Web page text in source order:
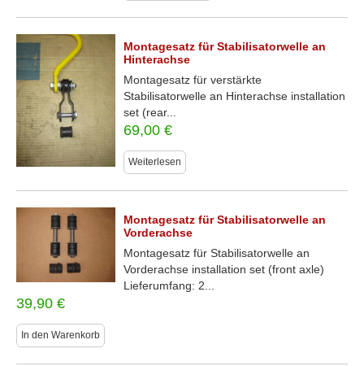
Montagesatz für Stabilisatorwelle an
Hinterachse
Montagesatz für verstärkte
Stabilisatorwelle an Hinterachse installation
set (rear...
69,00€
Weiterlesen
Montagesatz für Stabilisatorwelle an
Vorderachse
Montagesatz für Stabilisatorwelle an
Vorderachse installation set (front axle)
Lieferumfang: 2...
39,90 €
In den Warenkorb